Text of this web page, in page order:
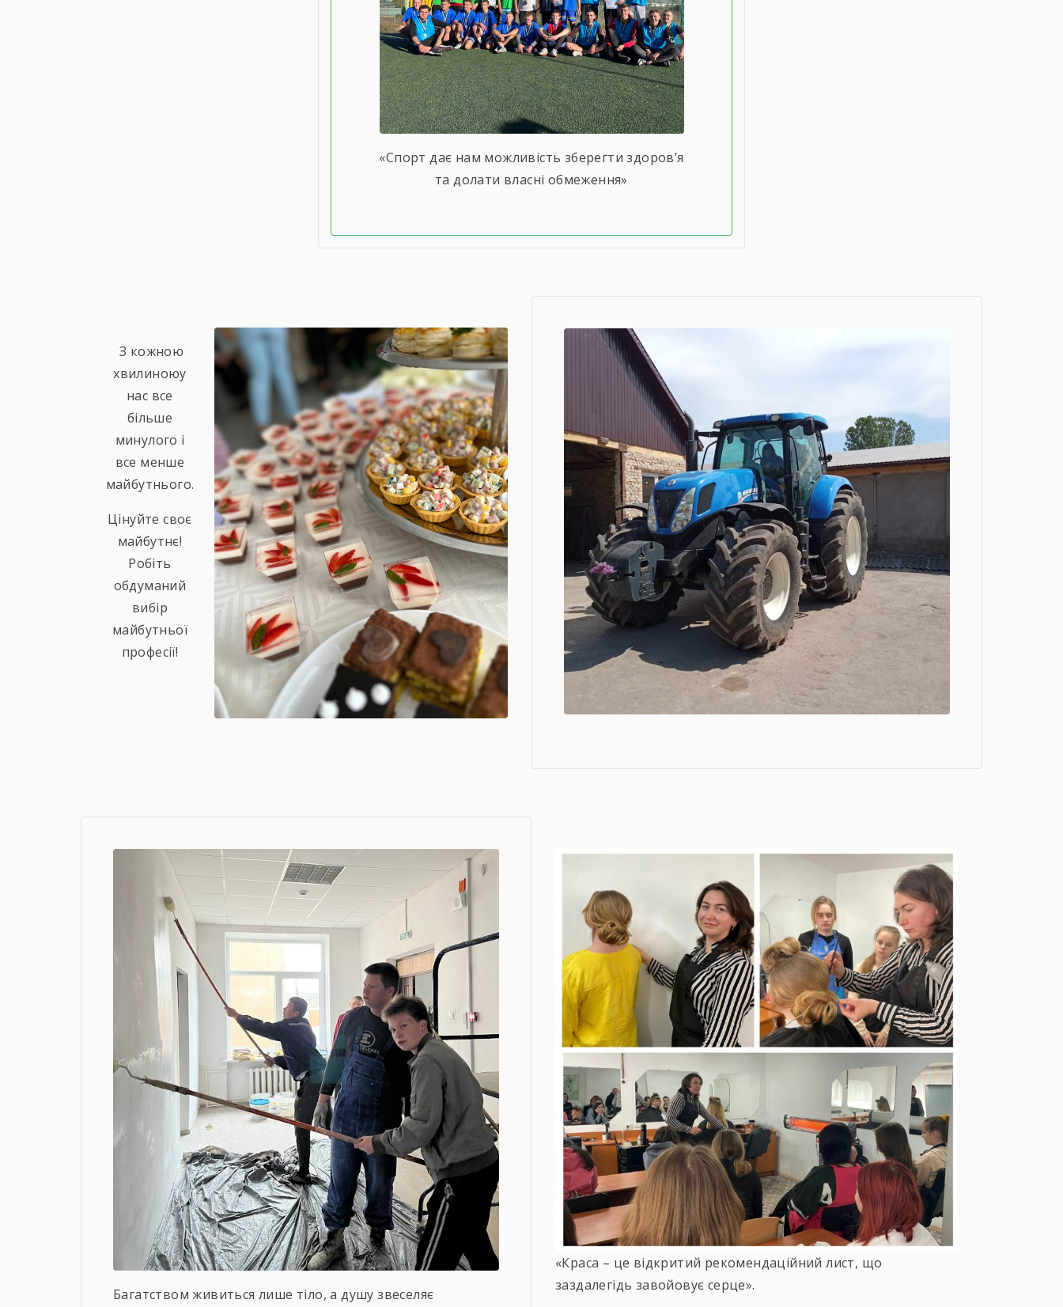
«Спорт дає нам можливість зберегти здоров’я
та долати власні обмеження»
З кожною
хвилиноюу
нас все
більше
минулого і
все менше
майбутнього.
Цінуйте своє
майбутнє!
Робіть
обдуманий
вибір
майбутньої
професії!
Багатством живиться лише тіло, а душу звеселяє
«Краса – це відкритий рекомендаційний лист, що
заздалегідь завойовує серце».